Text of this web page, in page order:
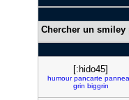
Chercher un smiley
[:hido45]
humour pancarte
grin biggrin